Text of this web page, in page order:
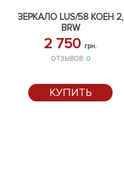
ЗЕРКАЛО LUS/58 КОЕН 2,
BRW
2 750 грн.
ОТЗЫВОВ: 0
КУПИТЬ